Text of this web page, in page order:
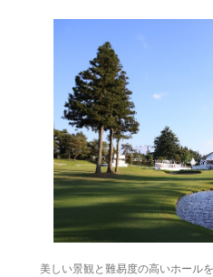
美しい景観と難易度の高いホール